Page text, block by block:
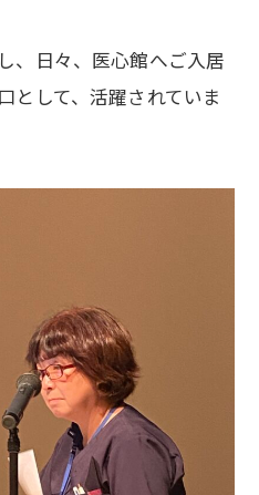
、日々、医心館へご入居
として、活躍されていま